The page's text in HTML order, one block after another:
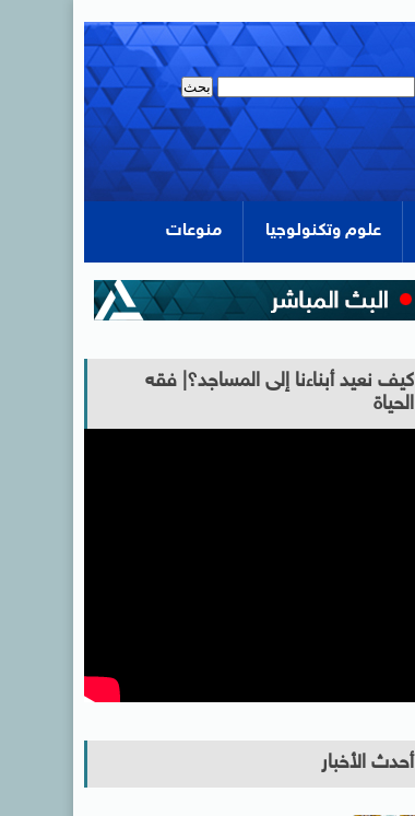
علوم وتكنولوجيا منوعات
كيف نعيد أبناءنا إلى المساجد؟| فقه
الحياة
أحدث الأخبار